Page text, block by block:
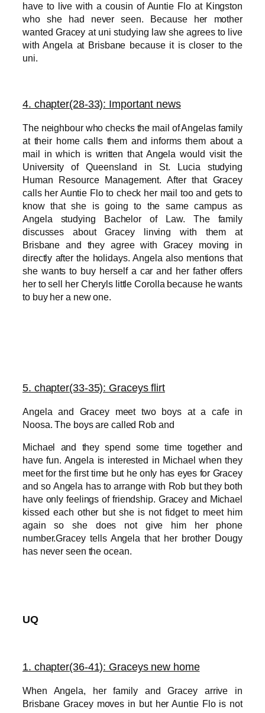
have to live with a cousin of Auntie Flo at Kingston
who she had never seen. Because her mother
wanted Gracey at uni studying law she agrees to live
with Angela at Brisbane because it is closer to the
uni.
4. chapter(28-33): Important news
The neighbour who checks the mail of Angelas family
at their home calls them and informs them about a
mail in which is written that Angela would visit the
University of Queensland in St. Lucia studying
Human Resource Management. After that Gracey
calls her Auntie Flo to check her mail too and gets to
know that she is going to the same campus as
Angela studying Bachelor of Law. The family
discusses about Gracey linving with them at
Brisbane and they agree with Gracey moving in
directly after the holidays. Angela also mentions that
she wants to buy herself a car and her father offers
her to sell her Cheryls little Corolla because he wants
to buy her a new one.
5. chapter(33-35): Graceys flirt
Angela and Gracey meet two boys at a cafe in
Noosa. The boys are called Rob and
Michael and they spend some time together and
have fun. Angela is interested in Michael when they
meet for the first time but he only has eyes for Gracey
and so Angela has to arrange with Rob but they both
have only feelings of friendship. Gracey and Michael
kissed each other but she is not fidget to meet him
again so she does not give him her phone
number.Gracey tells Angela that her brother Dougy
has never seen the ocean.
UQ
1. chapter(36-41): Graceys new home
When Angela, her family and Gracey arrive in
Brisbane Gracey moves in but her Auntie Flo is not